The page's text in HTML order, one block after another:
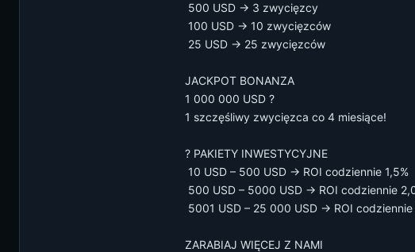
️ 500 USD → 3 zwycięzcy
️ 100 USD → 10 zwycięzców
️ 25 USD → 25 zwycięzców
JACKPOT BONANZA
1 000 000 USD ?
1 szczęśliwy zwycięzca co 4 miesiące!
? PAKIETY INWESTYCYJNE
️ 10 USD – 500 USD → ROI codziennie 1,5%
500 USD – 5000 USD → ROI codziennie
5001 USD – 25 000 USD → ROI
ZARABIAJ WIĘCEJ Z NAMI